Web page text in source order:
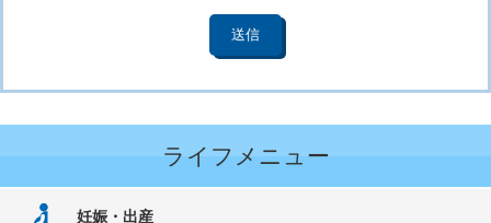
ライフメニュー
妊娠・出産